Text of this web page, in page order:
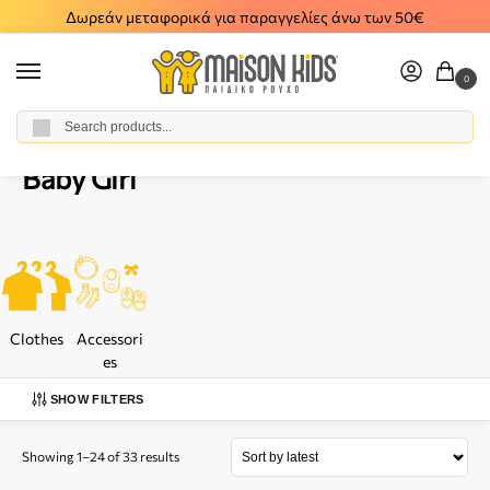
Δωρεάν μεταφορικά για παραγγελίες άνω των 50€
0
Home / Baby Girl
Baby Girl
Clothes
Accessori
es
SHOW FILTERS
Showing 1–24 of 33 results